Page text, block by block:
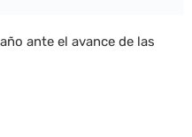
ante el avance de las